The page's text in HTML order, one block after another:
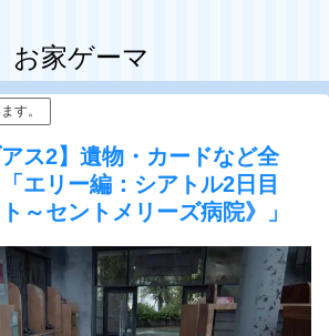
お家ゲーマ
す。
アス2】遺物・カードなど全
エリー編：シアトル2日目
～セントメリーズ病院》」